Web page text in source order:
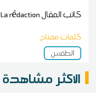
كاتب المقالLa rédaction
كلمات مفتاح
الطقس
الاكثر مشاهدة